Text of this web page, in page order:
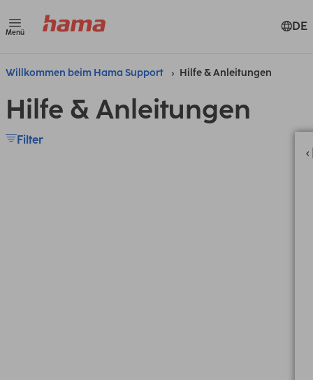
Menü DE
Willkommen beim Hama Support Hilfe & Anleitungen
Hilfe & Anleitungen
Filter